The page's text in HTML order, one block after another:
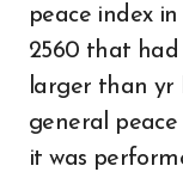
peace index
2560 that had
larger than yr
general
it was